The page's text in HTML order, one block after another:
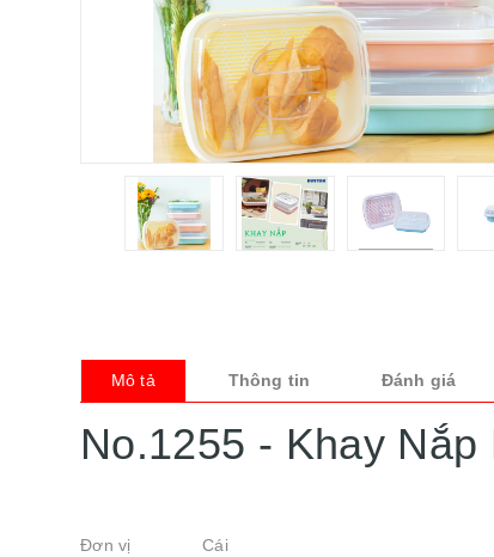
Mô tả Thông tin Đánh giá
No.1255 - Khay Nắp
Đơn vị Cái